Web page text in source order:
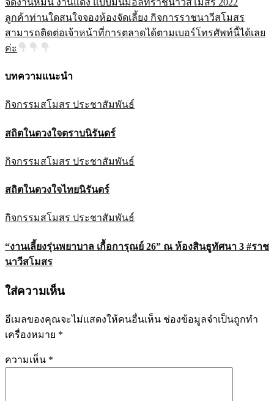
แนะแนว
เรื่อง
ลูกค้าท่านใดสนใจจองห้องจัดเลี้ยง กิจการราชนาวีสโมสร
สามารถติดต่อเจ้าหน้าที่การตลาดได้ตามเบอร์โทรศัพท์นี้ได้เลย
ค่ะ
บทความแนะนำ
กิจกรรมสโมสร ประชาสัมพันธ์
สถิตในดวงใจตราบนิรันดร์
กิจกรรมสโมสร ประชาสัมพันธ์
สถิตในดวงใจไทยนิรันดร์
กิจกรรมสโมสร ประชาสัมพันธ์
“งานเลี้ยงรุ่นพยาบาล เกื้อการุณย์ 26” ณ ห้องสินธูทัศนา 3 #ราช
นาวีสโมสร
ใส่ความเห็น
อีเมลของคุณจะไม่แสดงให้คนอื่นเห็น ช่องข้อมูลจำเป็นถูกทำ
เครื่องหมาย *
ความเห็น *